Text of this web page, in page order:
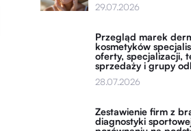
29.07.2026
Przegląd marek
kosmetyków
oferty, specjalizacji,
sprzedaży i grupy
28.07.2026
Zestawienie firm z
diagnostyki